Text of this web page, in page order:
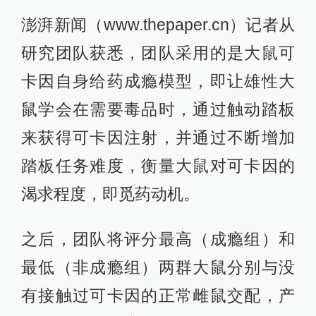
澎湃新闻（www.thepaper.cn）记者从
研究团队获悉，团队采用的是大鼠可
卡因自身给药成瘾模型，即让雄性大
鼠学会在需要毒品时，通过触动踏板
来获得可卡因注射，并通过不断增加
踏板任务难度，衡量大鼠对可卡因的
渴求程度，即觅药动机。
之后，团队将评分最高（成瘾组）和
最低（非成瘾组）两群大鼠分别与没
有接触过可卡因的正常雌鼠交配，产